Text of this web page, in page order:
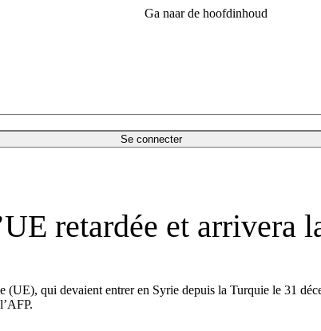
Ga naar de hoofdinhoud
Se connecter
retardée et arrivera
qui devaient entrer en Syrie depuis la Turquie le 31